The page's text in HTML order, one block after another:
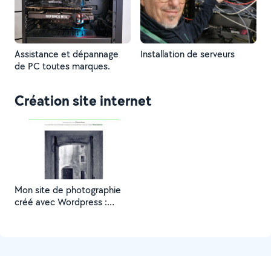
Assistance et dépannage
de PC toutes marques.
Installation de serveurs
Création site internet
Mon site de photographie
créé avec Wordpress :